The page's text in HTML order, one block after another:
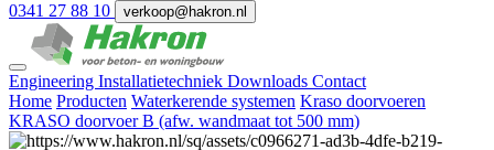
0341 27 88 10
verkoop@hakron.nl
Engineering Installatietechniek Downloads Contact
Home Producten Waterkerende systemen Kraso doorvoeren
KRASO doorvoer B (afw. wandmaat tot 500 mm)